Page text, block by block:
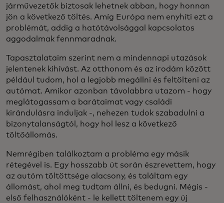
járművezetők biztosak lehetnek abban, hogy honnan
jön a következő töltés. Amíg Európa nem enyhíti ezt a
problémát, addig a hatótávolsággal kapcsolatos
aggodalmak fennmaradnak.
Tapasztalataim szerint nem a mindennapi utazások
jelentenek kihívást. Az otthonom és az irodám között
például tudom, hol a legjobb megállni és feltölteni az
autómat. Amikor azonban távolabbra utazom - hogy
meglátogassam a barátaimat vagy családi
kirándulásra induljak -, nehezen tudok szabadulni a
bizonytalanságtól, hogy hol lesz a következő
töltőállomás.
Nemrégiben találkoztam a probléma egy másik
rétegével is. Egy hosszabb út során észrevettem, hogy
az autóm töltöttsége alacsony, és találtam egy
állomást, ahol meg tudtam állni, és bedugni. Mégis -
első felhasználóként - le kellett töltenem egy új